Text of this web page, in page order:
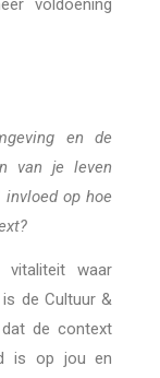
voldoening
en de
van je leven
op hoe
vitaliteit waar
de Cultuur &
de context
is op jou en